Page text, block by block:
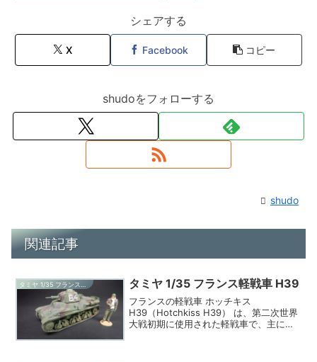
シェアする
X Facebook コピー
shudoをフォローする
shudo
関連記事
タミヤ 1/35 フランス軽戦車 H39 タミヤ 1/35 フランス軽戦車 H39
フランスの軽戦車 ホッチキス
H39（Hotchkiss H39） は、第二次世界
大戦初期に使用された軽戦車で、主にフ